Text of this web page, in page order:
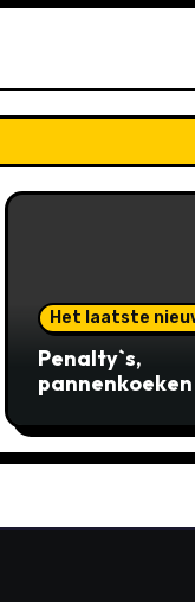
Het laatste
Penalty`s,